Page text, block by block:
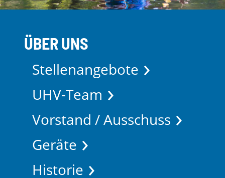
ÜBER UNS
Stellenangebote
UHV-Team
Vorstand / Ausschuss
Geräte
Historie